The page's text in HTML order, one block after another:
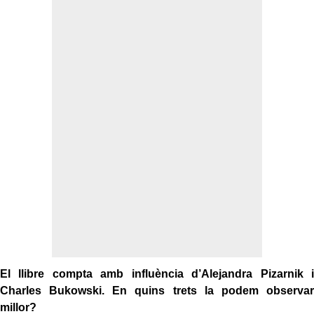
El llibre compta amb influència d’Alejandra Pizarnik i
Charles Bukowski. En quins trets la podem observar
millor?